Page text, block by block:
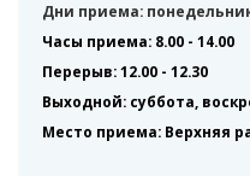
Дни приема:
Часы приема: 8.00 - 14.00
Перерыв: 12.00 - 12.30
Выходной: суббота,
Место приема: Верхняя